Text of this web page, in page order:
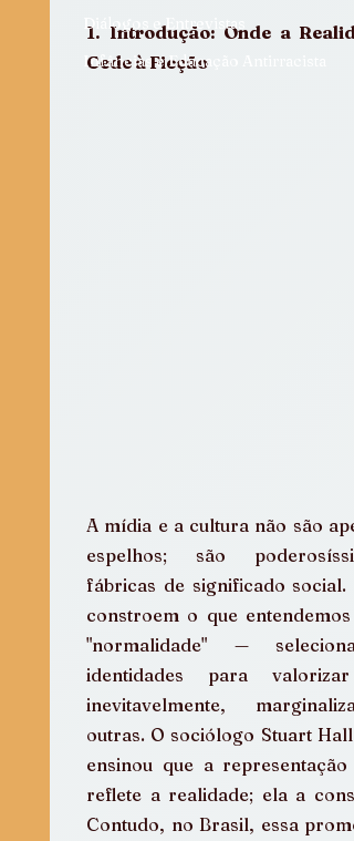
Diálogos e Entrevistas
Infâncias e Educação Antirracista
1. Introdução: Onde a
Cede à Ficção
A mídia e a cultura não são
espelhos; são
fábricas de significado social.
constroem o que entendemos
"normalidade" —
identidades para
inevitavelmente,
outras. O sociólogo Stuart Hall
ensinou que a representação
reflete a realidade; ela a
Contudo, no Brasil, essa